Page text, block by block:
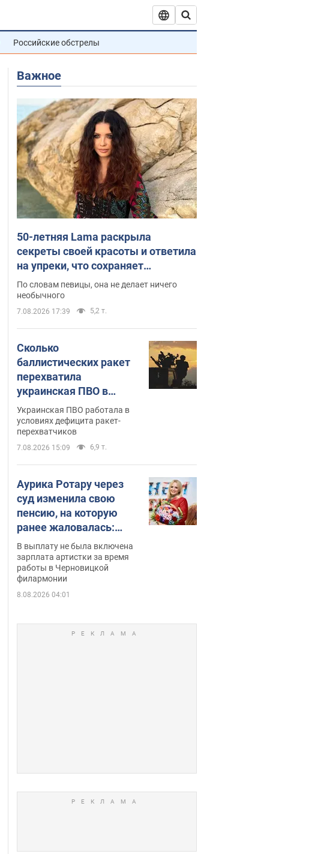
Российские обстрелы
Важное
50-летняя Lama раскрыла
секреты своей красоты и ответила
на упреки, что сохраняет
молодость, ведь у нее нет детей
По словам певицы, она не делает ничего
необычного
7.08.2026 17:39 5,2 т.
Сколько
баллистических ракет
перехватила
украинская ПВО в
июле: в Минобороны
назвали цифру
Украинская ПВО работала в
условиях дефицита ракет-
перехватчиков
7.08.2026 15:09 6,9 т.
Аурика Ротару через
суд изменила свою
пенсию, на которую
ранее жаловалась:
сколько получала
певица
В выплату не была включена
зарплата артистки за время
работы в Черновицкой
филармонии
8.08.2026 04:01